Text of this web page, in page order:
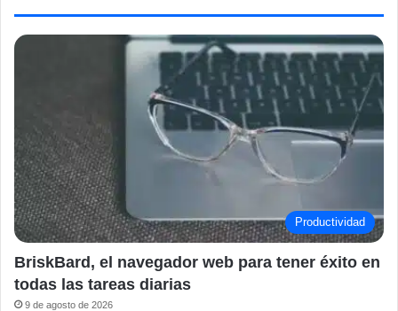
Productividad
BriskBard, el navegador web para tener éxito en
todas las tareas diarias
9 de agosto de 2026